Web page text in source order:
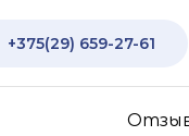
+375(29) 659-27-61